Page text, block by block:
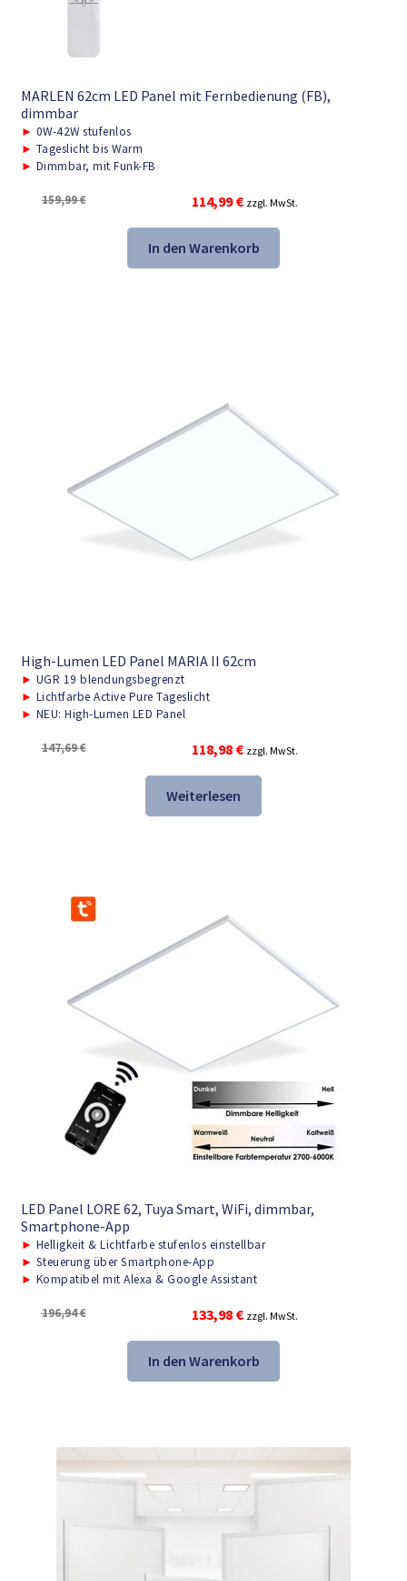
MARLEN 62cm LED Panel mit Fernbedienung (FB),
dimmbar
► 0W-42W stufenlos
► Tageslicht bis Warm
► Dimmbar, mit Funk-FB
159,99€
Ursprünglicher
Preis
war:
159,99 €
114,99€Aktueller
Preis
ist:
114,99 €.
zzgl. MwSt.
In den Warenkorb
High-Lumen LED Panel MARIA II 62cm
► UGR 19 blendungsbegrenzt
► Lichtfarbe Active Pure Tageslicht
► NEU: High-Lumen LED Panel
147,69€
Ursprünglicher
Preis
war:
147,69 €
118,98 €Aktueller
Preis
118,98 €.
zzgl. MwSt.
Weiterlesen
LED Panel LORE 62, Tuya Smart, WiFi, dimmbar,
Smartphone-App
► Helligkeit & Lichtfarbe stufenlos einstellbar
► Steuerung über Smartphone-App
► Kompatibel mit Alexa & Google Assistant
196,94€
Ursprünglicher
Preis
war:
196,94 €
133,98 €Aktueller
Preis
ist:
133,98 €.
zzgl. MwSt.
In den Warenkorb